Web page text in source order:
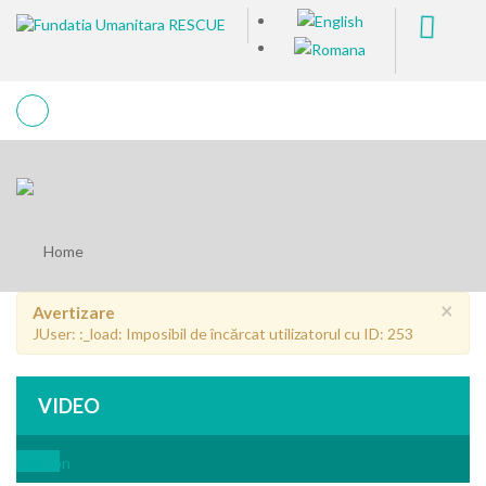
Home
×
Avertizare
JUser: :_load: Imposibil de încărcat utilizatorul cu ID: 253
VIDEO
[icon